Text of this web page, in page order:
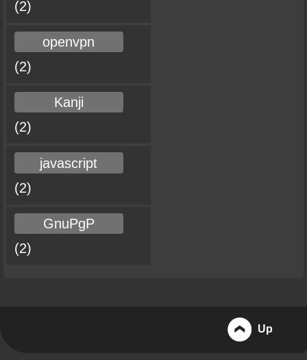
(2)
openvpn
(2)
Kanji
(2)
javascript
(2)
GnuPgP
(2)
Up